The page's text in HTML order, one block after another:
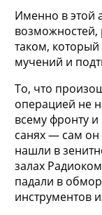
Именно в этой
возможностей,
таком,
мучений и
То, что
операцией не
всему фронту и
санях — сам он
нашли в
залах
падали в
инструментов